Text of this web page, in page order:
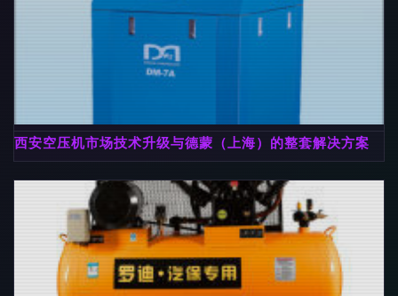
西安空压机市场技术升级与德蒙（上海）的整套解决方案